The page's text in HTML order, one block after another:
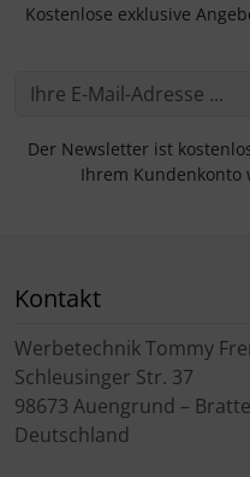
Kostenlose exklusive
Der Newsletter ist
Ihrem Kundenkonto
Kontakt
Werbetechnik Tommy
Schleusinger Str. 37
98673 Auengrund –
Deutschland